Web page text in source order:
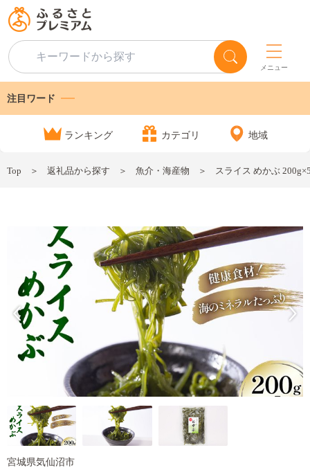
メニュー
注目ワード
ランキング カテゴリ 地域
Top 返礼品から探す 魚介・海産物 スライス めかぶ
宮城県気仙沼市